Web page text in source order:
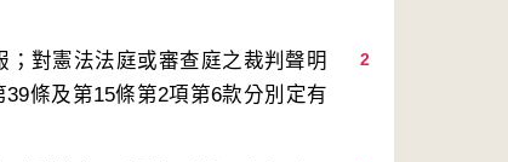
2
對憲法法庭或審查庭之裁判聲明
條及第15條第2項第6款分別定有